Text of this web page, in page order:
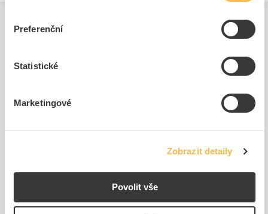
Preferenční
Statistické
Marketingové
Zobrazit detaily
Povolit vše
OEZ Držák D1PH pojistek s
OEZ Kontakt VL50 návěstní
Kód ELFETEX